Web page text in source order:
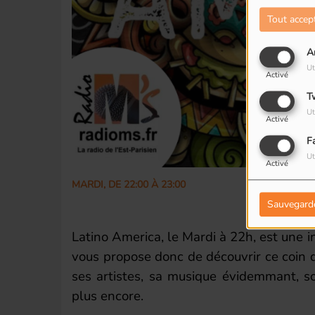
Tout
Activé
Activé
Activé
MARDI, DE 22:00 À 23:00
Latino America, le Mardi à 22h, est une
vous propose donc de découvrir ce
ses artistes, sa musique évidemmant,
plus encore.